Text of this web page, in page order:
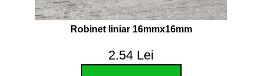
Robinet liniar 16mmx16mm
2.54 Lei